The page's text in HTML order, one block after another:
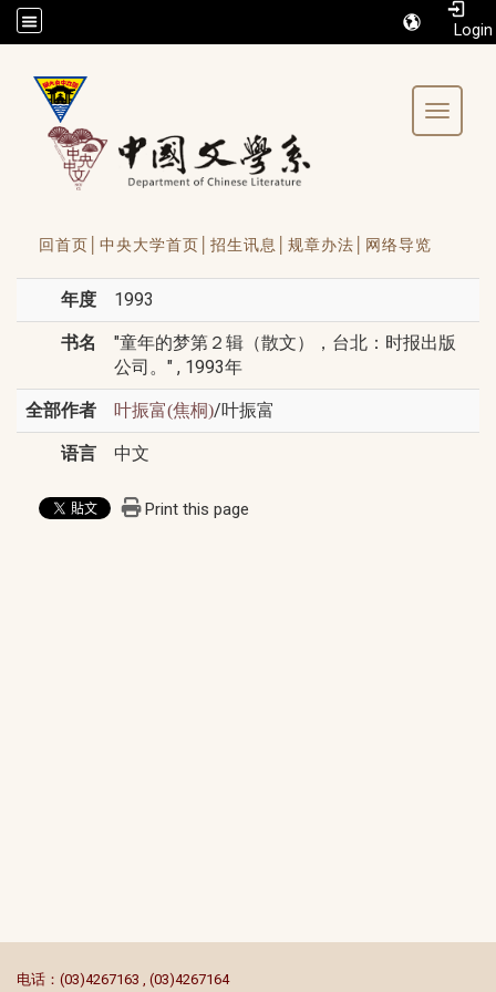
/accesskey"" title="Toolbar">:::
Toggle
回首页│ 中央大学首页│ 招生讯息│ 规章办法│ 网络导览
年度 1993
书名
"童年的梦第２辑（散文），台北：时报出版
公司。" , 1993年
全部作者 叶振富(焦桐)/叶振富
语言 中文
Print this page
电话：(03)4267163 , (03)4267164